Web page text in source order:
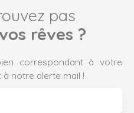
pas
rêves ?
correspondant à votre
notre alerte mail !